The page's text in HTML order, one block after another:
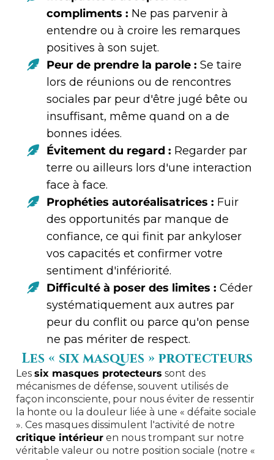
compliments : Ne pas parvenir à
entendre ou à croire les remarques
positives à son sujet.
Peur de prendre la parole : Se taire
lors de réunions ou de rencontres
sociales par peur d'être jugé bête ou
insuffisant, même quand on a de
bonnes idées.
Évitement du regard : Regarder par
terre ou ailleurs lors d'une interaction
face à face.
Prophéties autoréalisatrices : Fuir
des opportunités par manque de
confiance, ce qui finit par ankyloser
vos capacités et confirmer votre
sentiment d'infériorité.
Difficulté à poser des limites : Céder
systématiquement aux autres par
peur du conflit ou parce qu'on pense
ne pas mériter de respect.
Les « six masques » protecteurs
Les six masques protecteurs sont des
mécanismes de défense, souvent utilisés de
façon inconsciente, pour nous éviter de ressentir
la honte ou la douleur liée à une « défaite sociale
». Ces masques dissimulent l'activité de notre
critique intérieur en nous trompant sur notre
véritable valeur ou notre position sociale (notre «